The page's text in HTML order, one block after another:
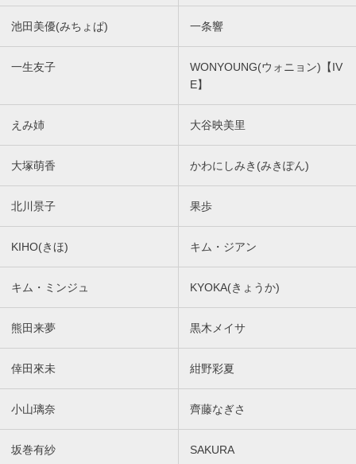
池田美優(みちょぱ) 一条響
一生友子
WONYOUNG(ウォニョン)【IV
E】
えみ姉 大谷映美里
大塚萌香 かわにしみき(みきぽん)
北川景子 果歩
KIHO(きほ) キム・ジアン
キム・ミンジュ KYOKA(きょうか)
熊田来夢 黒木メイサ
倖田來未 紺野彩夏
小山璃奈 齊藤なぎさ
坂巻有紗 SAKURA